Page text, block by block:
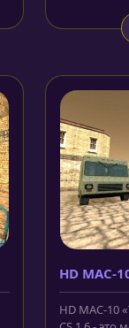
HD MAC-
Hunter»
HD MAC-10